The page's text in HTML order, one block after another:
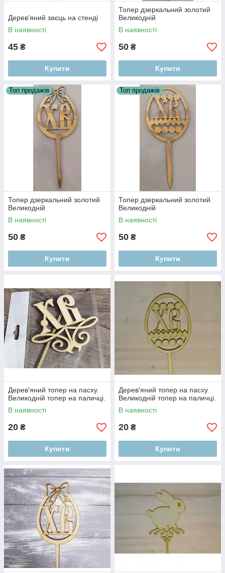
Дерев'яний заєць на стенді
В наявності
45 ₴
Купити
Топер дзеркальний золотий
Великодній
В наявності
50 ₴
Купити
Топ продажів
Топер дзеркальний золотий
Великодній
В наявності
50 ₴
Купити
Топ продажів
Топер дзеркальний золотий
Великодній
В наявності
50 ₴
Купити
Дерев'яний топер на пасху.
Великодній топер на паличці.
В наявності
20 ₴
Купити
Дерев'яний топер на пасху.
Великодній топер на паличці.
В наявності
20 ₴
Купити